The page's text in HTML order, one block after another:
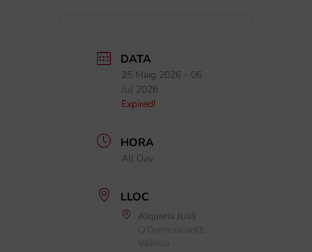
DATA
25 Maig 2026 - 06
Jul 2026
Expired!
HORA
All Day
LLOC
Alqueria Julià
C/ Democràcia 62,
València